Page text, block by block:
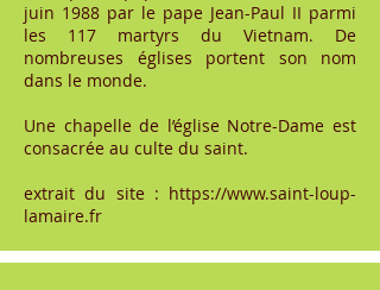
juin 1988 par le pape Jean-Paul II parmi
les 117 martyrs du Vietnam. De
nombreuses églises portent son nom
dans le monde.
Une chapelle de l’église Notre-Dame est
consacrée au culte du saint.
extrait du site : https://www.saint-loup-
lamaire.fr